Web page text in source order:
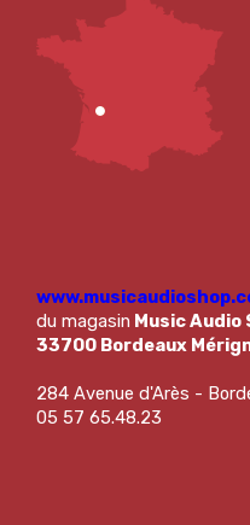
du magasin Music Audio
33700 Bordeaux
284 Avenue d'Arès -
05 57 65.48.23